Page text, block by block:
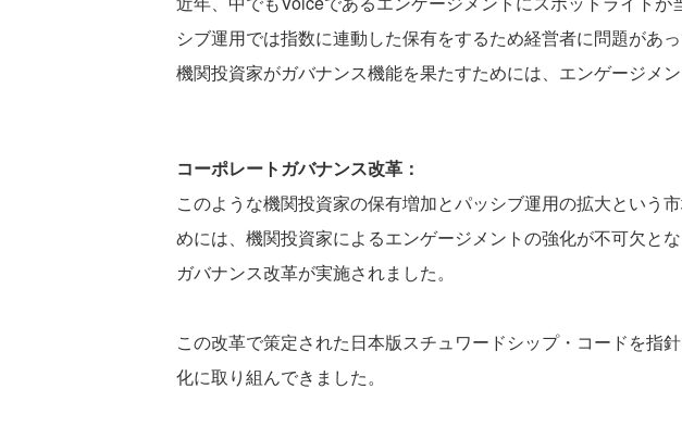
シブ運用では指数に連動した保有をするため経営者に問題があ
機関投資家がガバナンス機能を果たすためには、エンゲージメ
コーポレートガバナンス改革：
このような機関投資家の保有増加とパッシブ運用の拡大という
めには、機関投資家によるエンゲージメントの強化が不可欠と
ガバナンス改革が実施されました。
この改革で策定された日本版スチュワードシップ・コードを指
化に取り組んできました。